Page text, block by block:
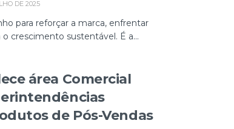
DE 2025
para reforçar a marca, enfrentar
crescimento sustentável. É a...
área Comercial
de Pós-Vendas